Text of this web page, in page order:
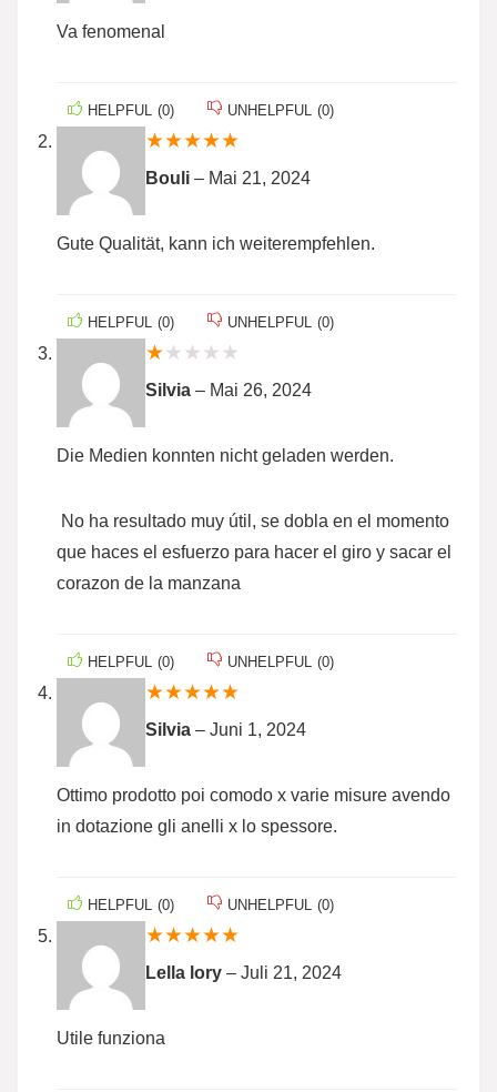
Va fenomenal
HELPFUL (0) UNHELPFUL (0)
★★★★★
Bouli – Mai 21, 2024
Gute Qualität, kann ich weiterempfehlen.
HELPFUL (0) UNHELPFUL (0)
★★ ★ ★ ★
Silvia – Mai 26, 2024
Die Medien konnten nicht geladen werden.
No ha resultado muy útil, se dobla en el momento
que haces el esfuerzo para hacer el giro y sacar el
corazon de la manzana
HELPFUL (0) UNHELPFUL (0)
★★★★★
Silvia – Juni 1, 2024
Ottimo prodotto poi comodo x varie misure avendo
in dotazione gli anelli x lo spessore.
HELPFUL (0) UNHELPFUL (0)
★★★★★
Lella lory – Juli 21, 2024
Utile funziona